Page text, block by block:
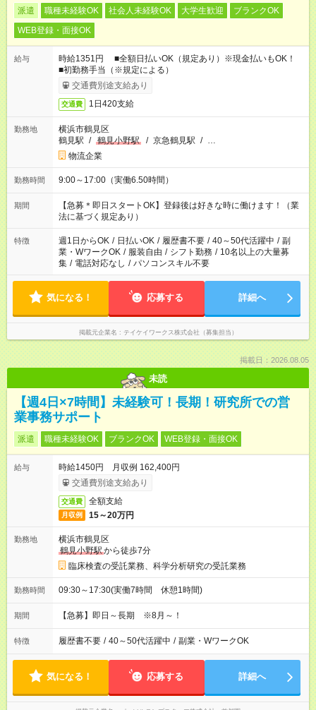
派遣 職種未経験OK 社会人未経験OK 大学生歓迎
ブランクOK
WEB登録・面接OK
給与
時給1351円 ■全額日払いOK（規定あり）※現金払いもOK！
■初勤務手当（※規定による）
交通費別途支給あり
交通費 1日420支給
勤務地
横浜市鶴見区
鶴見駅 / 鶴見小野駅 / 京急鶴見駅 / …
物流企業
勤務時間 9:00～17:00（実働6.50時間）
期間
【急募＊即日スタートOK】登録後は好きな時に働けます！（業
法に基づく規定あり）
特徴 週1日からOK / 日払いOK / 履歴書不要 / 40～50代活躍中 / 副
業・WワークOK / 服装自由 / シフト勤務 / 10名以上の大量募
集 / 電話対応なし / パソコンスキル不要
気になる！ 応募する 詳細へ
掲載元企業名 テイケイワークス株式会社（募集担当）
掲載日：2026.08.05
未読
【週4日×7時間】未経験可！長期！研究所での営
業事務サポート
派遣 職種未経験OK ブランクOK WEB登録・面接OK
給与
時給1450円 月収例 162,400円
交通費別途支給あり
交通費 全額支給
月収例 15～20万円
勤務地
横浜市鶴見区
鶴見小野駅から徒歩7分
臨床検査の受託業務、科学分析研究の受託業務
勤務時間 09:30～17:30(実働7時間 休憩1時間)
期間 【急募】即日～長期 ※8月～！
特徴 履歴書不要 / 40～50代活躍中 / 副業・WワークOK
気になる！ 応募する 詳細へ